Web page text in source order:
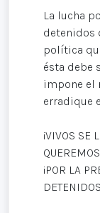
La lucha
detenidos
política
ésta debe
impone el
erradique
¡VIVOS SE
¡POR LA